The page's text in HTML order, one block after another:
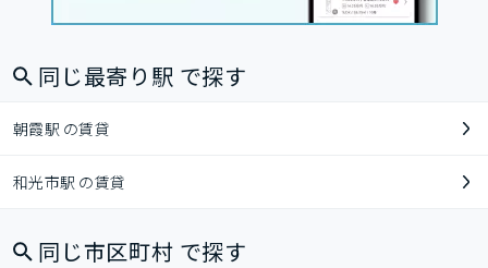
同じ最寄り駅 で探す
朝霞駅 の賃貸
和光市駅 の賃貸
同じ市区町村 で探す